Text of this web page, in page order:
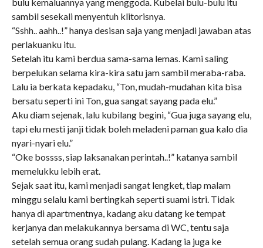
sambil sesekali menyentuh klitorisnya.
“Sshh.. aahh..!” hanya desisan saja yang menjadi jawaban atas
perlakuanku itu.
Setelah itu kami berdua sama-sama lemas. Kami saling
berpelukan selama kira-kira satu jam sambil meraba-raba.
Lalu ia berkata kepadaku, “Ton, mudah-mudahan kita bisa
bersatu seperti ini Ton, gua sangat sayang pada elu.”
Aku diam sejenak, lalu kubilang begini, “Gua juga sayang elu,
tapi elu mesti janji tidak boleh meladeni paman gua kalo dia
nyari-nyari elu.”
“Oke bossss, siap laksanakan perintah..!” katanya sambil
memelukku lebih erat.
Sejak saat itu, kami menjadi sangat lengket, tiap malam
minggu selalu kami bertingkah seperti suami istri. Tidak
hanya di apartmentnya, kadang aku datang ke tempat
kerjanya dan melakukannya bersama di WC, tentu saja
setelah semua orang sudah pulang. Kadang ia juga ke